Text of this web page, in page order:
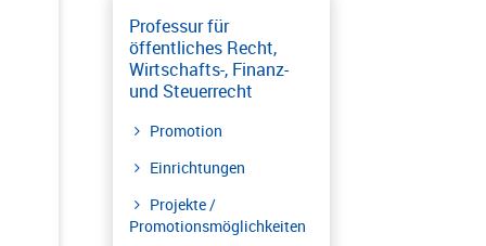
Professur für
öffentliches Recht,
Wirtschafts-, Finanz-
und Steuerrecht
Promotion
Einrichtungen
Projekte /
Promotionsmöglichkeiten